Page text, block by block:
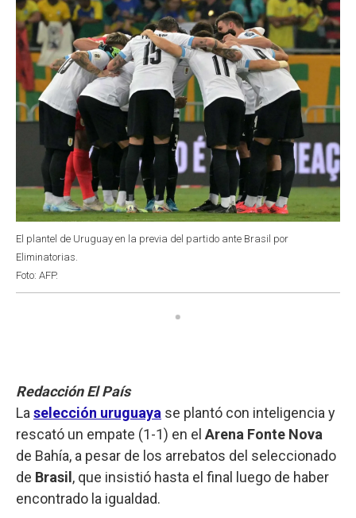
k
p
n
El plantel de Uruguay en la previa del partido ante Brasil por
Eliminatorias.
Foto: AFP.
Redacción El País
La selección uruguaya se plantó con inteligencia y
rescató un empate (1-1) en el Arena Fonte Nova
de Bahía, a pesar de los arrebatos del seleccionado
de Brasil , que insistió hasta el final luego de haber
encontrado la igualdad.